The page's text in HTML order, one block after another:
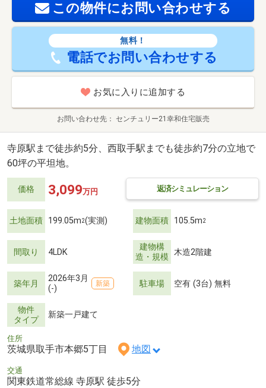
この物件にお問い合わせする
無料！
電話でお問い合わせする
お気に入りに追加する
お問い合わせ先 センチュリー21幸和住宅販売
寺原駅まで徒歩約5分、西取手駅までも徒歩約7分の立地で
60坪の平坦地。
価格 返済シミュレーション
3,099万円
土地面積 199.05m2(実測) 建物面積 105.5m2
間取り 4LDK
建物構
造・規模 木造2階建
築年月
2026年3月
(-)
新築 駐車場 空有 (3台) 無料
物件
タイプ
新築一戸建て
住所
茨城県取手市本郷5丁目 地図
交通
関東鉄道常総線 寺原駅 徒歩5分